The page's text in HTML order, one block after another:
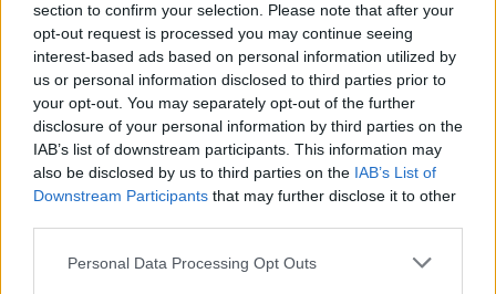
section to confirm your selection. Please note that after your
opt-out request is processed you may continue seeing
interest-based ads based on personal information utilized by
us or personal information disclosed to third parties prior to
your opt-out. You may separately opt-out of the further
disclosure of your personal information by third parties on the
IAB’s list of downstream participants. This information may
also be disclosed by us to third parties on the IAB’s List of
Downstream Participants that may further disclose it to other
Please note that this website/app uses one or more Google
Personal Data Processing Opt Outs
Υπάρχουν έως και τέσσερις ποτηροθήκες, ανάλογα
με τον τρόπο που θα επιλέξετε να τον
διαμορφώσεις, καθώς και περιοχές ασύρματης
φόρτισης για δύο τηλέφωνα, μερικές θύρες USB-C
και πολύς χώρος στο υποβραχιόνιο.